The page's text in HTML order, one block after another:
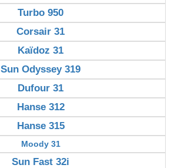
Turbo 950
Corsair 31
Kaïdoz 31
Sun Odyssey 319
Dufour 31
Hanse 312
Hanse 315
Moody 31
Sun Fast 32i